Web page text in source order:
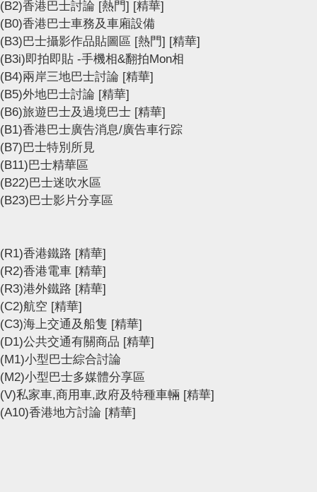
(B2)香港巴士討論 [熱門] [精華]
(B0)香港巴士車務及車廂設備
(B3)巴士攝影作品貼圖區 [熱門] [精華]
(B3i)即拍即貼 -手機相&翻拍Mon相
(B4)兩岸三地巴士討論 [精華]
(B5)外地巴士討論 [精華]
(B6)旅遊巴士及過境巴士 [精華]
(B1)香港巴士廣告消息/廣告車行踪
(B7)巴士特別所見
(B11)巴士精華區
(B22)巴士迷吹水區
(B23)巴士影片分享區
(R1)香港鐵路 [精華]
(R2)香港電車 [精華]
(R3)港外鐵路 [精華]
(C2)航空 [精華]
(C3)海上交通及船隻 [精華]
(D1)公共交通有關商品 [精華]
(M1)小型巴士綜合討論
(M2)小型巴士多媒體分享區
(V)私家車,商用車,政府及特種車輛 [精華]
(A10)香港地方討論 [精華]